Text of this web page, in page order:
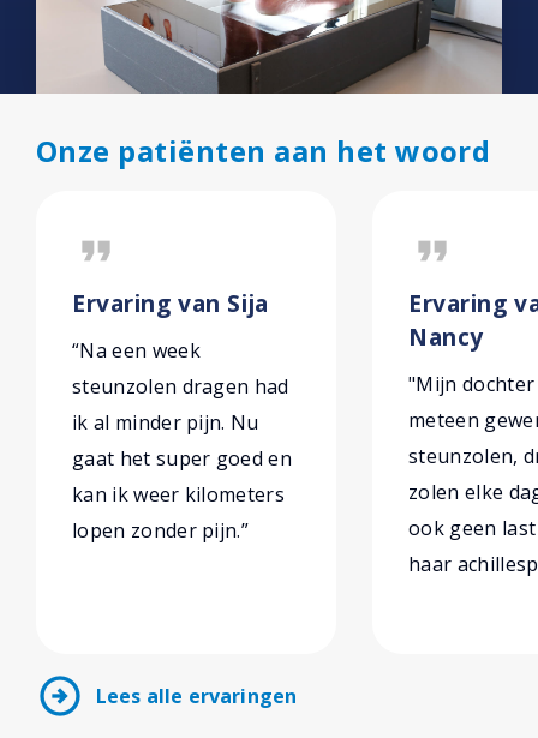
Onze patiënten aan het woord
format_quote
Ervaring van Sija
“Na een week
steunzolen dragen had
ik al minder pijn. Nu
gaat het super goed en
kan ik weer kilometers
lopen zonder pijn.”
format_quote
Ervaring
Nancy
"Mijn dochter
meteen
steunzolen,
zolen elke
ook geen
haar
arrow_circle_right Lees alle ervaringen